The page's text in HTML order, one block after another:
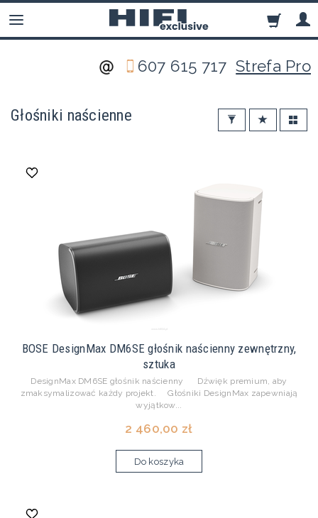
607 615 717Strefa Pro
Głośniki naścienne
BOSE DesignMax DM6SE głośnik naścienny zewnętrzny,
sztuka
DesignMax DM6SE głośnik naścienny Dźwięk premium, aby
zmaksymalizować każdy projekt. Głośniki DesignMax zapewniają
wyjątkow...
2 460,00 zł
Do koszyka